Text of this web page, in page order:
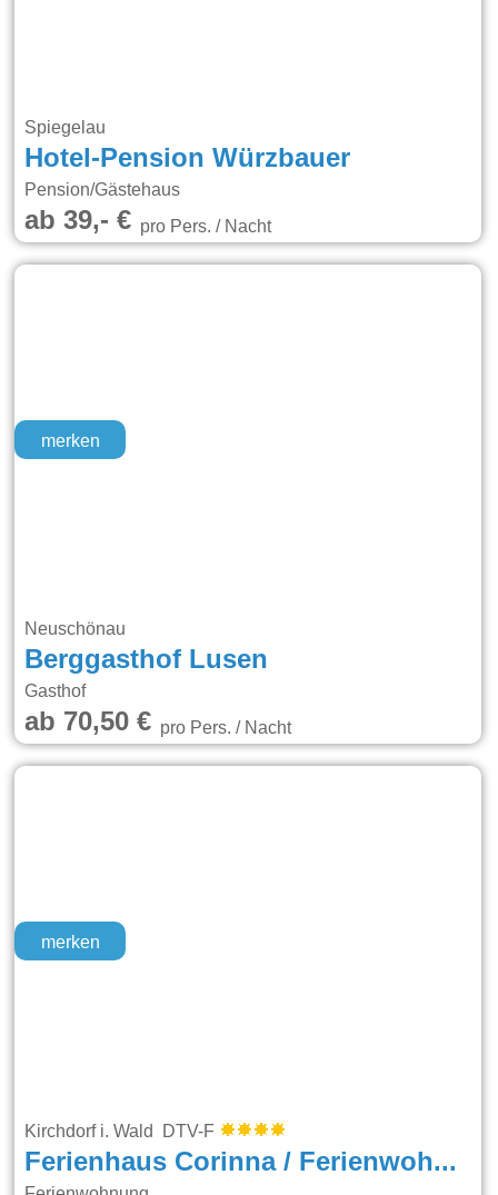
Spiegelau
Hotel-Pension Würzbauer
Pension/Gästehaus
ab 39,- €pro Pers. / Nacht
merken
Neuschönau
Berggasthof Lusen
Gasthof
ab 70,50 €pro Pers. / Nacht
merken
Kirchdorf i. Wald DTV-F
Ferienhaus Corinna / Ferienwohnungen